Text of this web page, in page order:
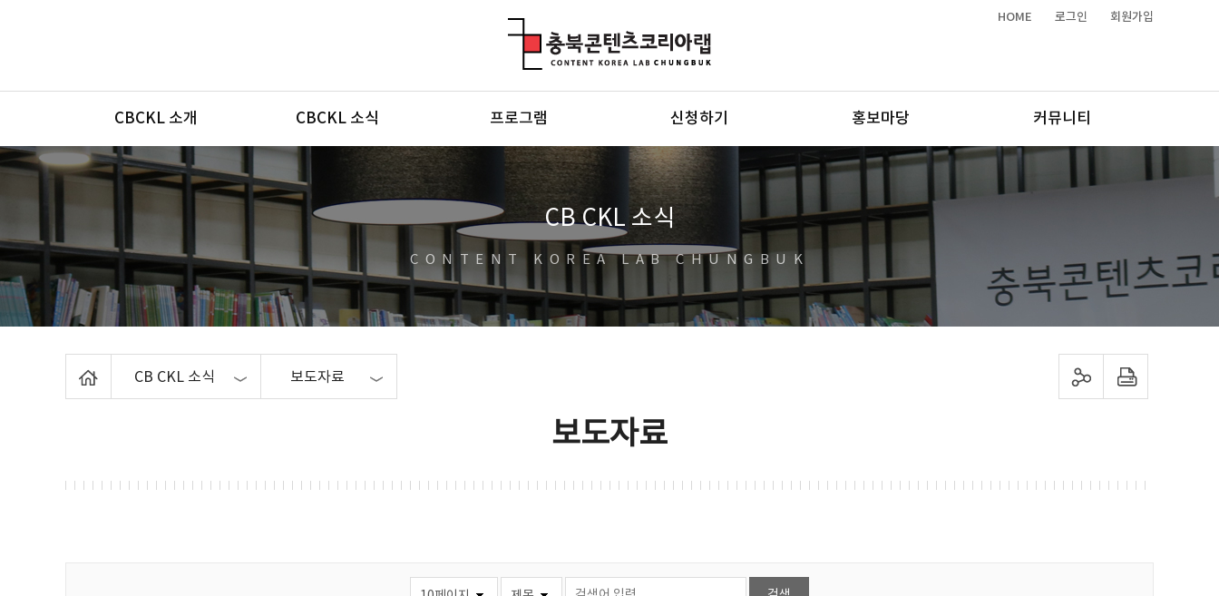
HOME 로그인 회원가입
메뉴
CBCKL 소개 CBCKL 소식 프로그램 신청하기 홍보마당 커뮤니티
CB CKL 소식
CONTENT KOREA LAB CHUNGBUK
CB CKL 소식 보도자료 sns 공유하기 프린트하기
보도자료